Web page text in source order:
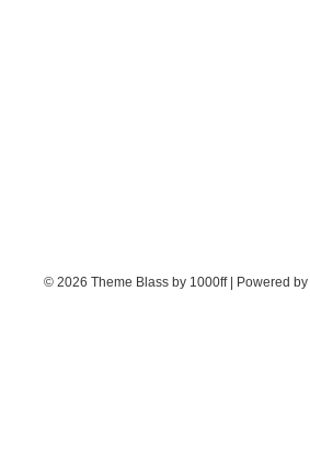
© 2026 Theme Blass by 1000ff | Powered by